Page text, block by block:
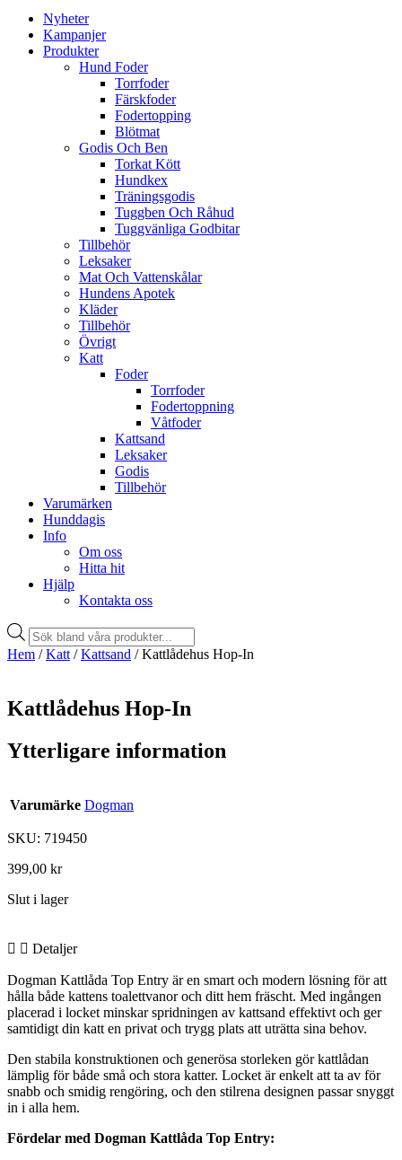
Nyheter
Kampanjer
Produkter
Hund Foder
Torrfoder
Färskfoder
Fodertopping
Blötmat
Godis Och Ben
Torkat Kött
Hundkex
Träningsgodis
Tuggben Och Råhud
Tuggvänliga Godbitar
Tillbehör
Leksaker
Mat Och Vattenskålar
Hundens Apotek
Kläder
Tillbehör
Övrigt
Katt
Foder
Torrfoder
Fodertoppning
Våtfoder
Kattsand
Leksaker
Godis
Tillbehör
Varumärken
Hunddagis
Info
Om oss
Hitta hit
Hjälp
Kontakta oss
Products
search
Hem /Katt /Kattsand / Kattlådehus Hop-In
Kattlådehus Hop-In
Ytterligare information
Varumärke Dogman
SKU: 719450
399,00 kr
Slut i lager
Detaljer
Dogman Kattlåda Top Entry är en smart och modern lösning för att
hålla både kattens toalettvanor och ditt hem fräscht. Med ingången
placerad i locket minskar spridningen av kattsand effektivt och ger
samtidigt din katt en privat och trygg plats att uträtta sina behov.
Den stabila konstruktionen och generösa storleken gör kattlådan
lämplig för både små och stora katter. Locket är enkelt att ta av för
snabb och smidig rengöring, och den stilrena designen passar snyggt
in i alla hem.
Fördelar med Dogman Kattlåda Top Entry: